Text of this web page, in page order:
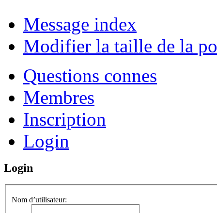
Message index
Modifier la taille de la
Questions connes
Membres
Inscription
Login
Login
Nom d’utilisateur: